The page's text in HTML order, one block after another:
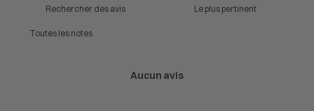
Aucun avis